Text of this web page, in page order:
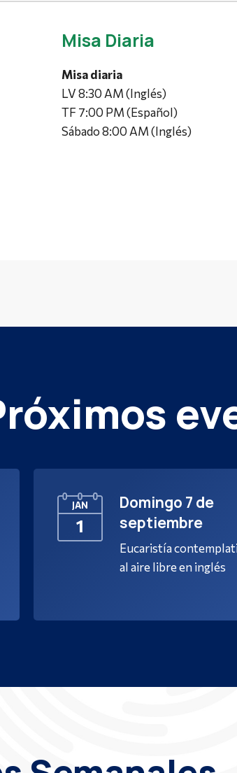
Misa Diaria
Misa diaria
LV 8:30 AM (Inglés)
TF 7:00 PM (Español)
Sábado 8:00 AM (Inglés)
JAN
1
Domingo 7 de
septiembre
Eucaristía
al aire libre en inglés